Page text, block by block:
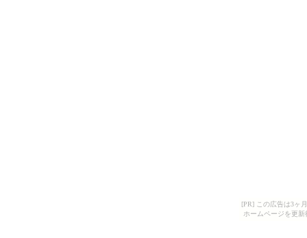
[PR] この広告は3ヶ
ホームページを更